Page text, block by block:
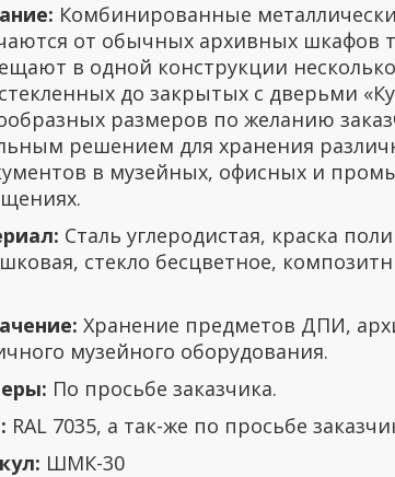
Комбинированные
от обычных архивных шкафов
в одной конструкции
до закрытых с дверьми
размеров по желанию
решением для хранения
в музейных, офисных и
Сталь углеродистая, краска
стекло бесцветное,
Хранение предметов ДПИ,
музейного оборудования.
По просьбе заказчика.
RAL 7035, а так-же по просьбе
ШМК-30